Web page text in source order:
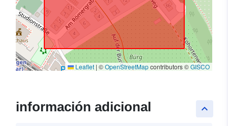
Leaflet | ©OpenStreetMapcontributors ©GISCO
keyboard_arrow_up
información adicional